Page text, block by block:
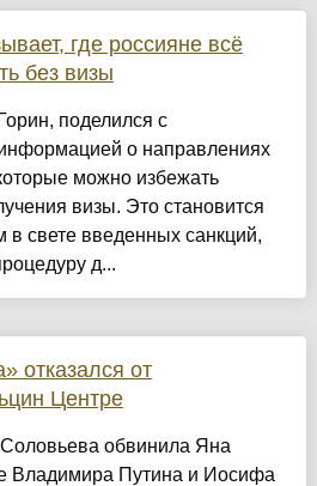
где россияне всё
без визы
поделился с
о направлениях
можно избежать
визы. Это становится
в свете введенных санкций,
д...
отказался от
Центре
обвинила Яна
Владимира Путина и Иосифа